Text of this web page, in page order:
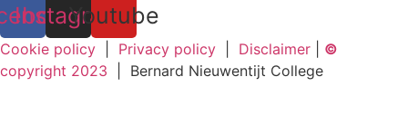
Instagram
Youtube
Cookie policy Privacy policy Disclaimer
©
copyright 2023
| Bernard Nieuwentijt College